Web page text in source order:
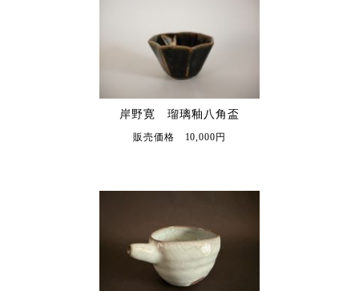
岸野寛 瑠璃釉八角盃
販売価格 10,000円